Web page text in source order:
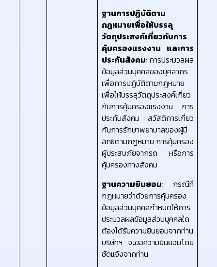
ฐานการปฏิบัติตาม
กฎหมายเพื่อให้บรรลุ
วัตถุประสงค์เกี่ยวกับการ
คุ้มครองแรงงาน และการ
ประกันสังคม: การประมวลผล
ข้อมูลส่วนบุคคลของบุคลากร
เพื่อการปฏิบัติตามกฎหมาย
เพื่อให้บรรลุวัตถุประสงค์เกี่ยว
กับการคุ้มครองแรงงาน การ
ประกันสังคม สวัสดิการเกี่ยว
กับการรักษาพยาบาลของผู้มี
สิทธิตามกฎหมาย การคุ้มครอง
ผู้ประสบภัยจากรถ หรือการ
คุ้มครองทางสังคม
ฐานความยินยอม: กรณีที่
กฎหมายว่าด้วยการคุ้มครอง
ข้อมูลส่วนบุคคลกำหนดให้การ
ประมวลผลข้อมูลส่วนบุคคลใด
ต้องได้รับความยินยอมจากท่าน
บริษัทฯ จะขอความยินยอมโดย
ชัดแจ้งจากท่าน